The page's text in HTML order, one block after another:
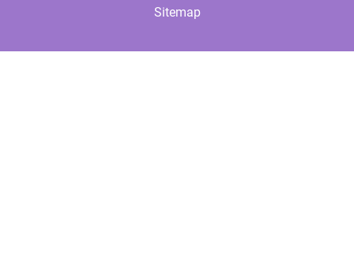
Sitemap